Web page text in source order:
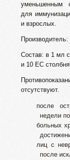
уменьшенным
для
и взрослых.
Состав: в 1 мл
и 10 EC
отсутствуют.
после
недели
больных
лиц с
после